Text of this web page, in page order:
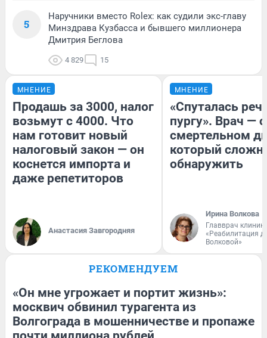
5
Наручники вместо Rolex: как судили экс-главу
Минздрава Кузбасса и бывшего миллионера
Дмитрия Беглова
4 829 15
МНЕНИЕ
Продашь за 3000, налог
возьмут с 4000. Что
нам готовит новый
налоговый закон — он
коснется импорта и
даже репетиторов
Анастасия Завгородняя
МНЕНИЕ
«Спуталась
пургу». Врач — о
смертельном
который
обнаружить
Ирина Волкова
Главврач
«Реабилитация
Волковой»
РЕКОМЕНДУЕМ
«Он мне угрожает и портит жизнь»:
москвич обвинил турагента из
Волгограда в мошенничестве и пропаже